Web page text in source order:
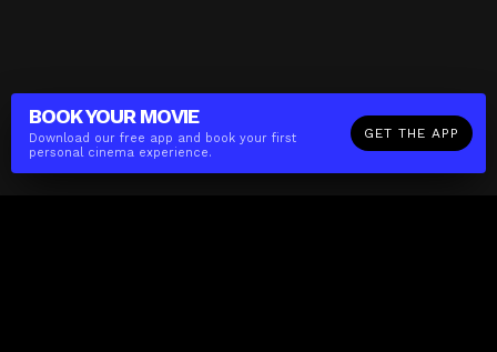
BOOK YOUR MOVIE
Download our free app and book your first
personal cinema experience.
GET THE APP